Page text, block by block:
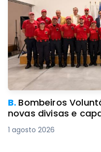
B. Bombeiros
novas divisas e
1 agosto 2026